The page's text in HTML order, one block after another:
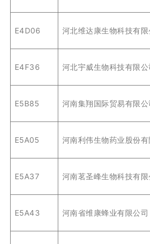
E4D06 河北维达康生物科技有限
E4F36 河北宇威生物科技有限公
E5B85 河南集翔国际贸易有限公
E5A05 河南利伟生物药业股份有
E5A37 河南茗圣峰生物科技有限
E5A43 河南省维康蜂业有限公司